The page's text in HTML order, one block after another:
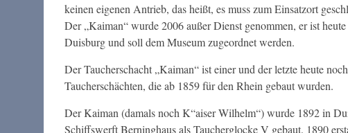
keinen eigenen Antrieb, das heißt, es muss zum Einsatzort
Der „Kaiman“ wurde 2006 außer Dienst genommen, er ist
Duisburg und soll dem Museum zugeordnet werden.
Der Taucherschacht „Kaiman“ ist einer und der letzte heute
Taucherschächten, die ab 1859 für den Rhein gebaut wurden.
Der Kaiman (damals noch K“aiser Wilhelm“) wurde 1892 in
Schiffswerft Berninghaus als Taucherglocke V gebaut. 1890